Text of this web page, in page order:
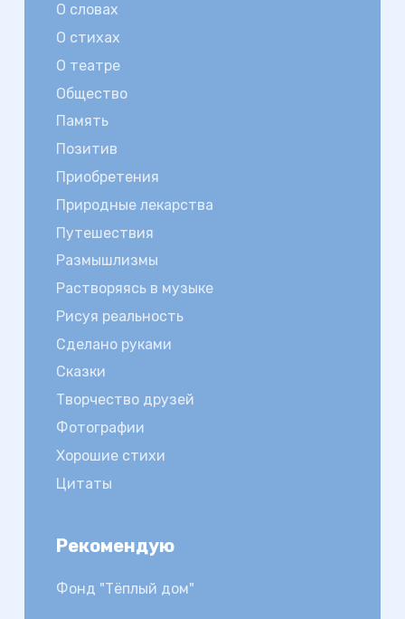
О словах
О стихах
О театре
Общество
Память
Позитив
Приобретения
Природные лекарства
Путешествия
Размышлизмы
Растворяясь в музыке
Рисуя реальность
Сделано руками
Сказки
Творчество друзей
Фотографии
Хорошие стихи
Цитаты
Рекомендую
Фонд "Тёплый дом"